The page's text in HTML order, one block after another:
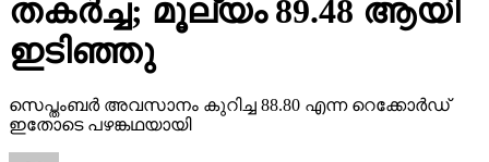
സെപ്തംബര്‍ അവസാനം കുറിച്ച 88.80 എന്ന റെക്കോര്‍ഡ്
ഇതോടെ പഴങ്കഥയായി